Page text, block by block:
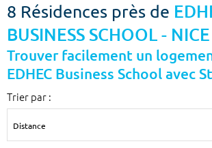
Ville, école
Budget min
€
Budget
Surface min Surface
8 Résidences près de
BUSINESS SCHOOL -
Trouver facilement un
EDHEC Business School avec
Trier par :